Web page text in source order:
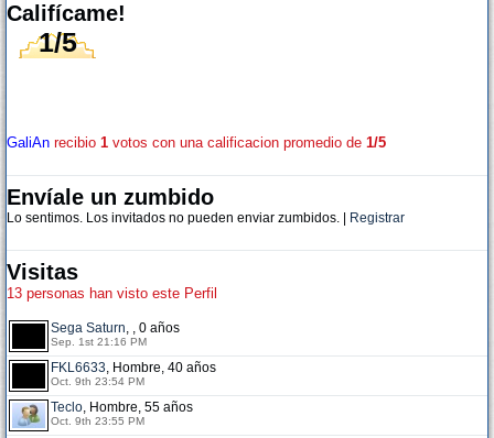
Califícame!
1/5
GaliAn recibio 1 votos con una calificacion promedio de 1/5
Envíale un zumbido
Lo sentimos. Los invitados no pueden enviar zumbidos. | Registrar
Visitas
13 personas han visto este Perfil
Sega Saturn, , 0 años
Sep. 1st 21:16 PM
FKL6633, Hombre, 40 años
Oct. 9th 23:54 PM
Teclo, Hombre, 55 años
Oct. 9th 23:55 PM